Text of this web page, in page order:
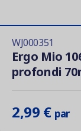
WJ000351
Ergo Mio
profondi
2,99 € par